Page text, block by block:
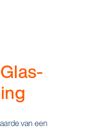
Glas-
van een